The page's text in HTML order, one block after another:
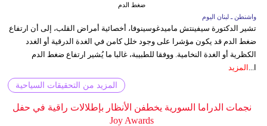
ضغط الدم
واشنطن ـ لبنان اليوم
تشير الدكتورة سيفينتش ماميدغوسينوفا، أخصائية أمراض القلب، إلى أن ارتفاع
ضغط الدم قد يكون مؤشرا على وجود خلل كامن في الغدة الدرقية أو الغدد
الكظرية أو الغدة النخامية. ووفقا للطبيبة، غالبا ما يُشير ارتفاع ضغط الدم
ا...
المزيد
المزيد من التحقيقات السياحية
نجمات الدراما السورية يخطفن الأنظار بإطلالات راقية في حفل
Joy Awards